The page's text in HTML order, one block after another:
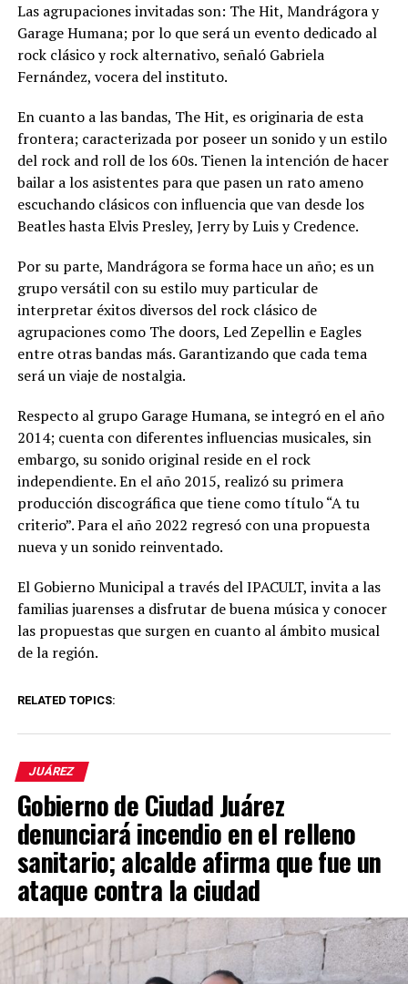
Las agrupaciones invitadas son: The Hit, Mandrágora y
Garage Humana; por lo que será un evento dedicado al
rock clásico y rock alternativo, señaló Gabriela
Fernández, vocera del instituto.
En cuanto a las bandas, The Hit, es originaria de esta
frontera; caracterizada por poseer un sonido y un estilo
del rock and roll de los 60s. Tienen la intención de hacer
bailar a los asistentes para que pasen un rato ameno
escuchando clásicos con influencia que van desde los
Beatles hasta Elvis Presley, Jerry by Luis y Credence.
Por su parte, Mandrágora se forma hace un año; es un
grupo versátil con su estilo muy particular de
interpretar éxitos diversos del rock clásico de
agrupaciones como The doors, Led Zepellin e Eagles
entre otras bandas más. Garantizando que cada tema
será un viaje de nostalgia.
Respecto al grupo Garage Humana, se integró en el año
2014; cuenta con diferentes influencias musicales, sin
embargo, su sonido original reside en el rock
independiente. En el año 2015, realizó su primera
producción discográfica que tiene como título “A tu
criterio”. Para el año 2022 regresó con una propuesta
nueva y un sonido reinventado.
El Gobierno Municipal a través del IPACULT, invita a las
familias juarenses a disfrutar de buena música y conocer
las propuestas que surgen en cuanto al ámbito musical
de la región.
RELATED TOPICS:
JUÁREZ
Gobierno de Ciudad Juárez
denunciará incendio en el relleno
sanitario; alcalde afirma que fue un
ataque contra la ciudad